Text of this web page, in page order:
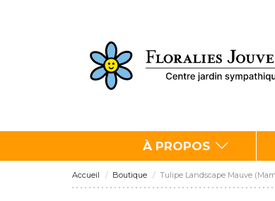
À PROPOS
Accueil Boutique Tulipe Landscape Mauve